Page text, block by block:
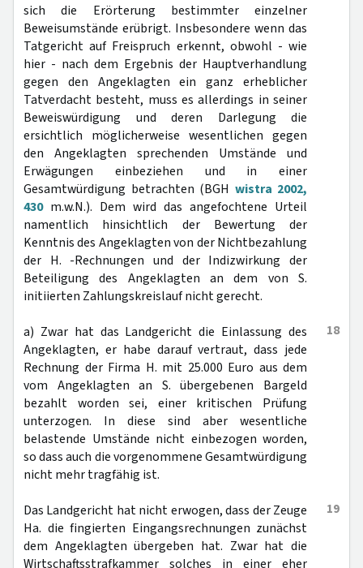
sich die Erörterung bestimmter einzelner
Beweisumstände erübrigt. Insbesondere wenn das
Tatgericht auf Freispruch erkennt, obwohl - wie
hier - nach dem Ergebnis der Hauptverhandlung
gegen den Angeklagten ein ganz erheblicher
Tatverdacht besteht, muss es allerdings in seiner
Beweiswürdigung und deren Darlegung die
ersichtlich möglicherweise wesentlichen gegen
den Angeklagten sprechenden Umstände und
Erwägungen einbeziehen und in einer
Gesamtwürdigung betrachten (BGH wistra 2002,
430m.w.N.). Dem wird das angefochtene Urteil
namentlich hinsichtlich der Bewertung der
Kenntnis des Angeklagten von der Nichtbezahlung
der H. -Rechnungen und der Indizwirkung der
Beteiligung des Angeklagten an dem von S.
initiierten Zahlungskreislauf nicht gerecht.
18
a) Zwar hat das Landgericht die Einlassung des
Angeklagten, er habe darauf vertraut, dass jede
Rechnung der Firma H. mit 25.000 Euro aus dem
vom Angeklagten an S. übergebenen Bargeld
bezahlt worden sei, einer kritischen Prüfung
unterzogen. In diese sind aber wesentliche
belastende Umstände nicht einbezogen worden,
so dass auch die vorgenommene Gesamtwürdigung
nicht mehr tragfähig ist.
19
Das Landgericht hat nicht erwogen, dass der Zeuge
Ha. die fingierten Eingangsrechnungen zunächst
dem Angeklagten übergeben hat. Zwar hat die
Wirtschaftsstrafkammer solches in einer eher